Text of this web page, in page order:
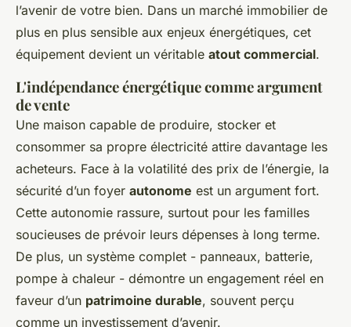
l’avenir de votre bien. Dans un marché immobilier de
plus en plus sensible aux enjeux énergétiques, cet
équipement devient un véritable atout commercial.
L'indépendance énergétique comme argument
de vente
Une maison capable de produire, stocker et
consommer sa propre électricité attire davantage les
acheteurs. Face à la volatilité des prix de l’énergie, la
sécurité d’un foyer autonome est un argument fort.
Cette autonomie rassure, surtout pour les familles
soucieuses de prévoir leurs dépenses à long terme.
De plus, un système complet - panneaux, batterie,
pompe à chaleur - démontre un engagement réel en
faveur d’un patrimoine durable, souvent perçu
comme un investissement d’avenir.